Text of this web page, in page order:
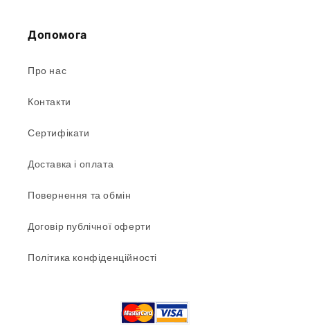
Допомога
Про нас
Контакти
Сертифікати
Доставка і оплата
Повернення та обмін
Договір публічної оферти
Політика конфіденційності